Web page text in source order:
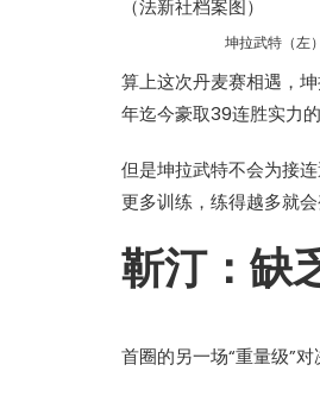
坤拉武特（左
算上这次丹麦赛相遇，
年迄今豪取39连胜实力的
但是坤拉武特不会为接
更多训练，练得越多就
靳汀：缺
首圈的另一场“重量级”对